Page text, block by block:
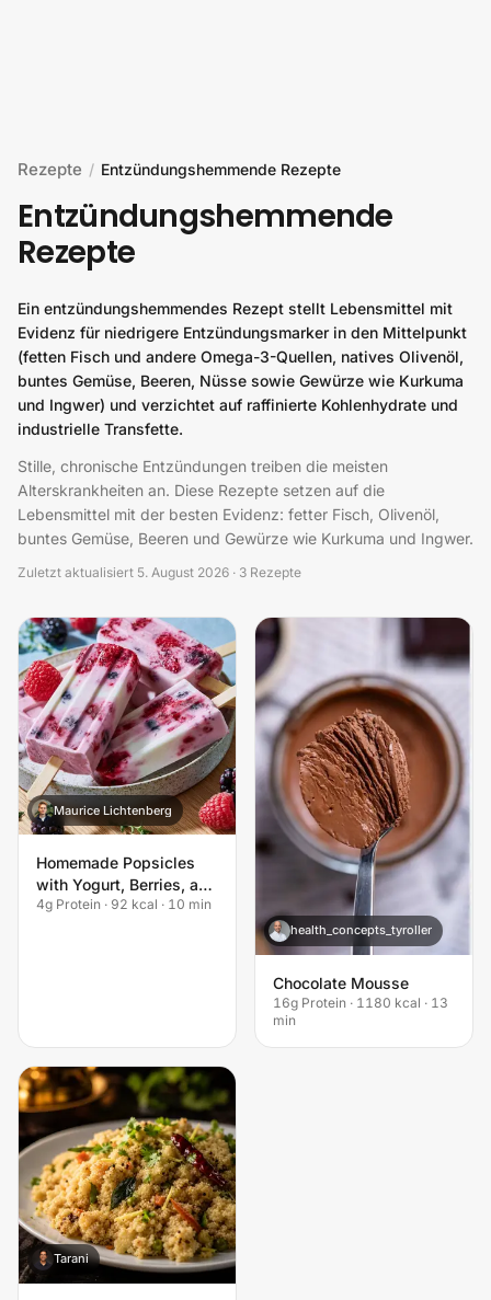
Rezepte / Entzündungshemmende Rezepte
Entzündungshemmende
Rezepte
Ein entzündungshemmendes Rezept stellt Lebensmittel mit
Evidenz für niedrigere Entzündungsmarker in den Mittelpunkt
(fetten Fisch und andere Omega-3-Quellen, natives Olivenöl,
buntes Gemüse, Beeren, Nüsse sowie Gewürze wie Kurkuma
und Ingwer) und verzichtet auf raffinierte Kohlenhydrate und
industrielle Transfette.
Stille, chronische Entzündungen treiben die meisten
Alterskrankheiten an. Diese Rezepte setzen auf die
Lebensmittel mit der besten Evidenz: fetter Fisch, Olivenöl,
buntes Gemüse, Beeren und Gewürze wie Kurkuma und Ingwer.
Zuletzt aktualisiert 5. August 2026 · 3 Rezepte
M
Maurice Lichtenberg
Homemade Popsicles
with Yogurt, Berries, and
Honey Dessert
4g Protein · 92 kcal · 10 min
H
health_concepts_tyroller
Chocolate Mousse
16g Protein · 1180 kcal · 13
min
T
Tarani